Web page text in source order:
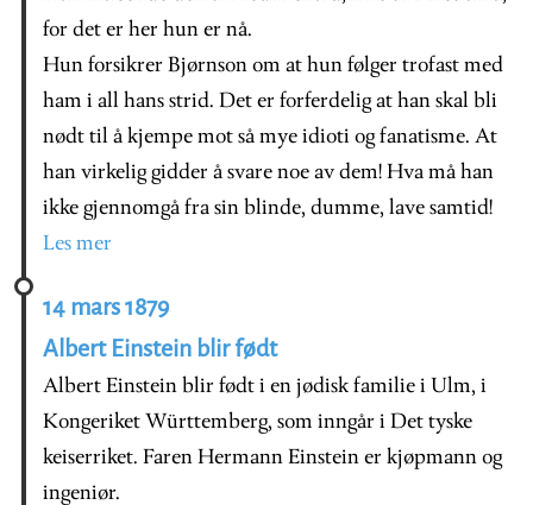
for det er her hun er nå.
Hun forsikrer Bjørnson om at hun følger trofast med
ham i all hans strid. Det er forferdelig at han skal bli
nødt til å kjempe mot så mye idioti og fanatisme. At
han virkelig gidder å svare noe av dem! Hva må han
ikke gjennomgå fra sin blinde, dumme, lave samtid!
Les mer
14 mars 1879
Albert Einstein blir født
Albert Einstein blir født i en jødisk familie i Ulm, i
Kongeriket Württemberg, som inngår i Det tyske
keiserriket. Faren Hermann Einstein er kjøpmann og
ingeniør.